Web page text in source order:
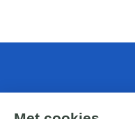
Laatste video's